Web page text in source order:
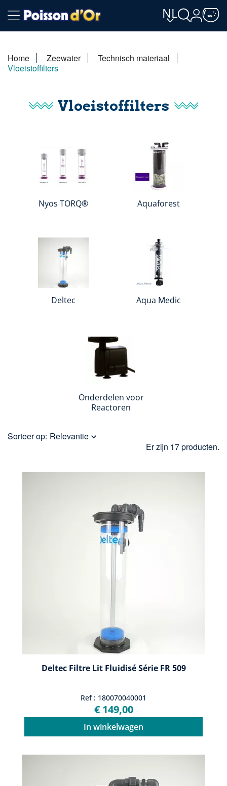
NL
Home Zeewater
Technisch materiaal
Vloeistoffilters
Vloeistoffilters
Nyos TORQ® Aquaforest
Deltec Aqua Medic
Onderdelen voor
Reactoren
Sorteer op: Relevantie 
Er zijn 17 producten.
Deltec Filtre Lit Fluidisé Série FR 509
Ref : 180070040001
€ 149,00
In winkelwagen